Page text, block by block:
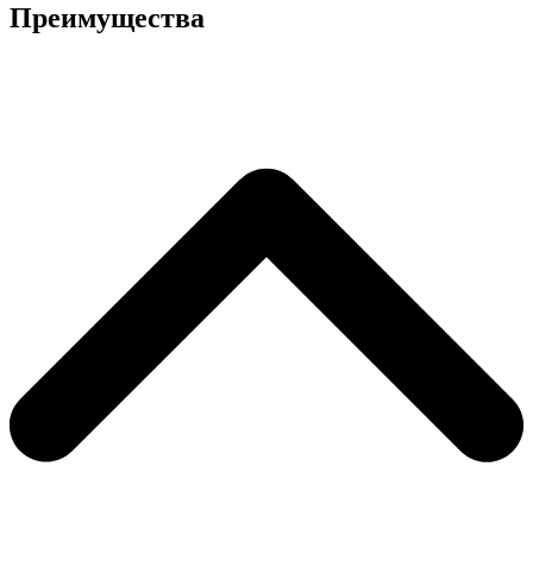
Преимущества